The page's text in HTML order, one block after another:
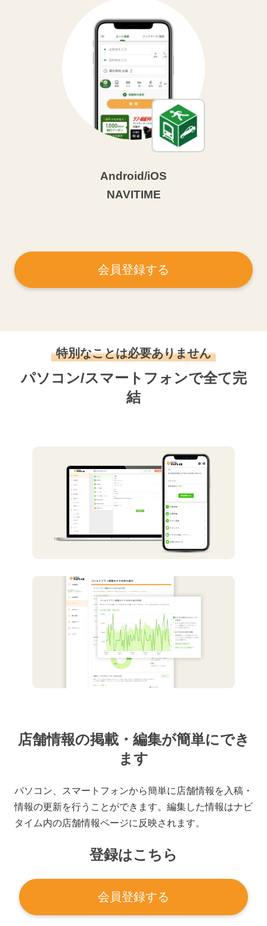
Android/iOS
NAVITIME
会員登録する
特別なことは必要ありません
パソコン/スマートフォンで全て完
結
店舗情報の掲載・編集が簡単にでき
ます
パソコン、スマートフォンから簡単に店舗情報を入稿・
情報の更新を行うことができます。編集した情報はナビ
タイム内の店舗情報ページに反映されます。
登録はこちら
会員登録する